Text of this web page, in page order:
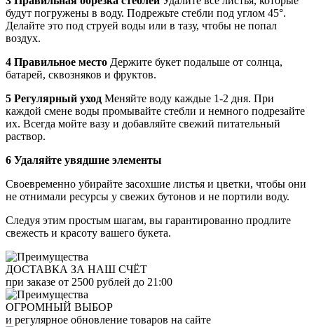
будут погружены в воду. Подрежьте стебли под углом 45°.
Делайте это под струей воды или в тазу, чтобы не попал
воздух.
4 Правильное место Держите букет подальше от солнца,
батарей, сквозняков и фруктов.
5 Регулярный уход Меняйте воду каждые 1-2 дня. При
каждой смене воды промывайте стебли и немного подрезайте
их. Всегда мойте вазу и добавляйте свежий питательный
раствор.
6 Удаляйте увядшие элементы
Своевременно убирайте засохшие листья и цветки, чтобы они
не отнимали ресурсы у свежих бутонов и не портили воду.
Следуя этим простым шагам, вы гарантированно продлите
свежесть и красоту вашего букета.
ДОСТАВКА ЗА НАШ СЧЁТ
при заказе от 2500 рублей до 21:00
ОГРОМНЫЙ ВЫБОР
и регулярное обновление товаров на сайте